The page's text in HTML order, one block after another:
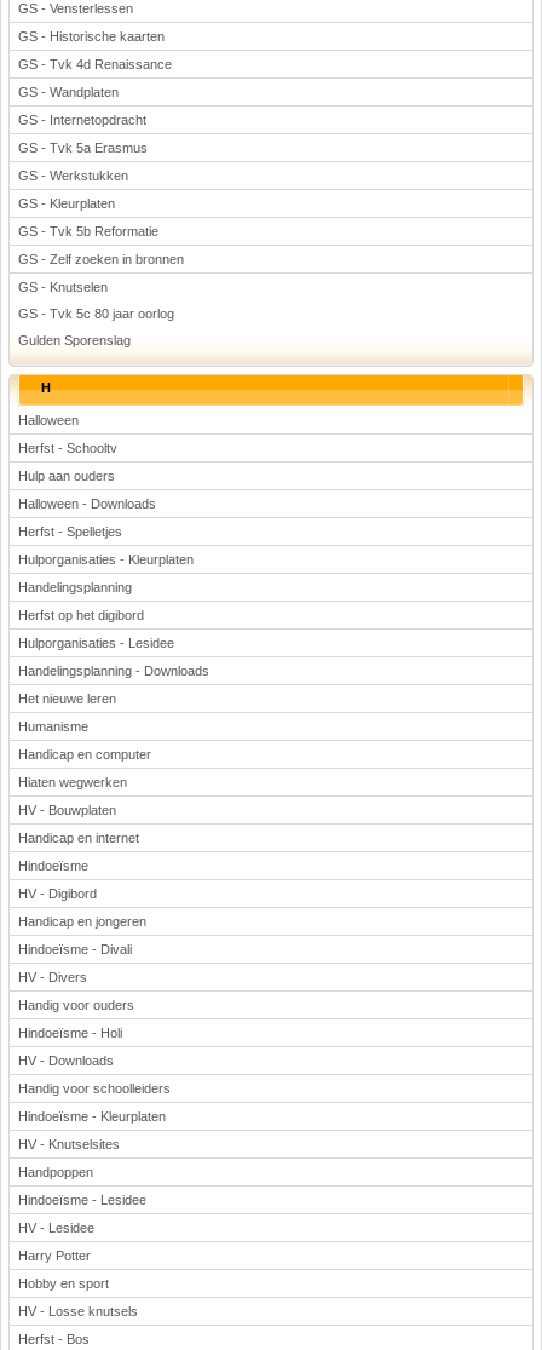
GS - Vensterlessen
GS - Historische kaarten
GS - Tvk 4d Renaissance
GS - Wandplaten
GS - Internetopdracht
GS - Tvk 5a Erasmus
GS - Werkstukken
GS - Kleurplaten
GS - Tvk 5b Reformatie
GS - Zelf zoeken in bronnen
GS - Knutselen
GS - Tvk 5c 80 jaar oorlog
Gulden Sporenslag
H
Halloween
Herfst - Schooltv
Hulp aan ouders
Halloween - Downloads
Herfst - Spelletjes
Hulporganisaties - Kleurplaten
Handelingsplanning
Herfst op het digibord
Hulporganisaties - Lesidee
Handelingsplanning - Downloads
Het nieuwe leren
Humanisme
Handicap en computer
Hiaten wegwerken
HV - Bouwplaten
Handicap en internet
Hindoeïsme
HV - Digibord
Handicap en jongeren
Hindoeïsme - Divali
HV - Divers
Handig voor ouders
Hindoeïsme - Holi
HV - Downloads
Handig voor schoolleiders
Hindoeïsme - Kleurplaten
HV - Knutselsites
Handpoppen
Hindoeïsme - Lesidee
HV - Lesidee
Harry Potter
Hobby en sport
HV - Losse knutsels
Herfst - Bos